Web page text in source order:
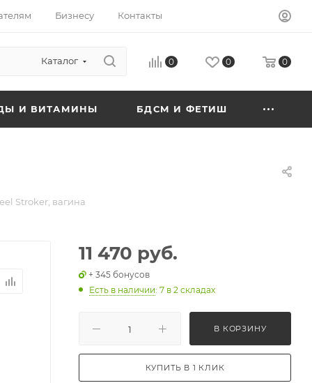
Бизнесу Контакты
Каталог 0 0 0
И ВИТАМИНЫ БДСМ И ФЕТИШ
Stroker, вагина
11 470 руб.
+ 345 бонусов
Есть в наличии: 7 в 2 складах
В КОРЗИНУ
КУПИТЬ В 1 КЛИК